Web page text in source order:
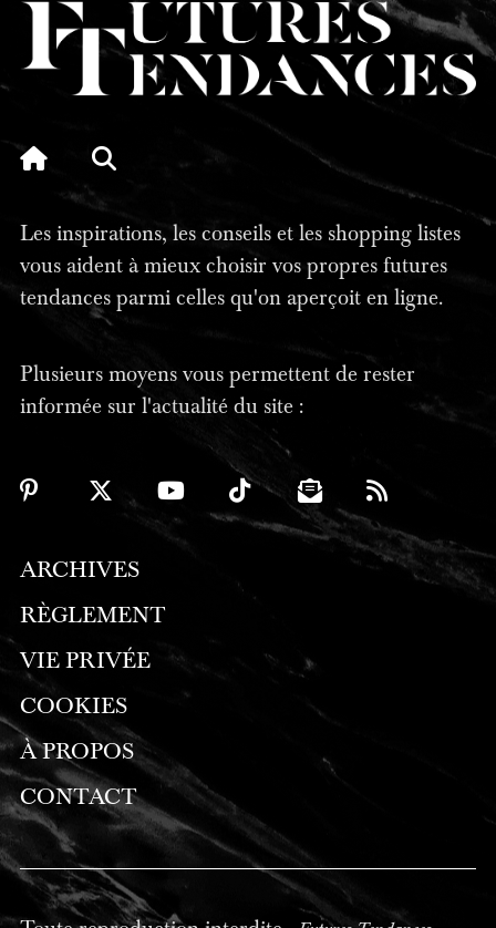
Les inspirations, les conseils et les shopping listes
vous aident à mieux choisir vos propres futures
tendances parmi celles qu'on aperçoit en ligne.
Plusieurs moyens vous permettent de rester
informée sur l'actualité du site :
ARCHIVES
RÈGLEMENT
VIE PRIVÉE
COOKIES
À PROPOS
CONTACT